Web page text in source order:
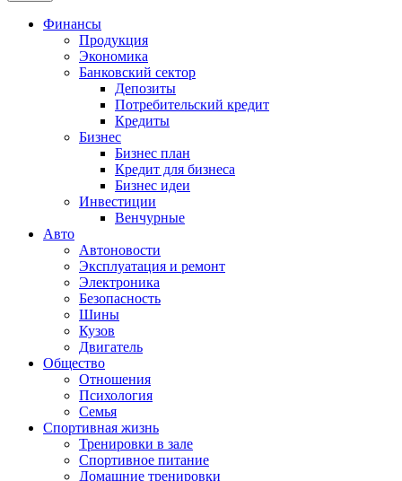
Финансы
Продукция
Экономика
Банковский сектор
Депозиты
Потребительский кредит
Кредиты
Бизнес
Бизнес план
Кредит для бизнеса
Бизнес идеи
Инвестиции
Венчурные
Авто
Автоновости
Эксплуатация и ремонт
Электроника
Безопасность
Шины
Кузов
Двигатель
Общество
Отношения
Психология
Семья
Спортивная жизнь
Тренировки в зале
Спортивное питание
Домашние тренировки